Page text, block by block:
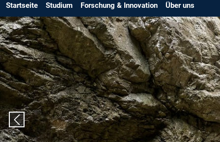
Startseite Studium Forschung & Innovation Über uns
Vorheriger Slide